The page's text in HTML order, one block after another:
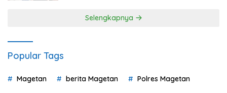
Selengkapnya
Popular Tags
Magetan berita Magetan Polres Magetan